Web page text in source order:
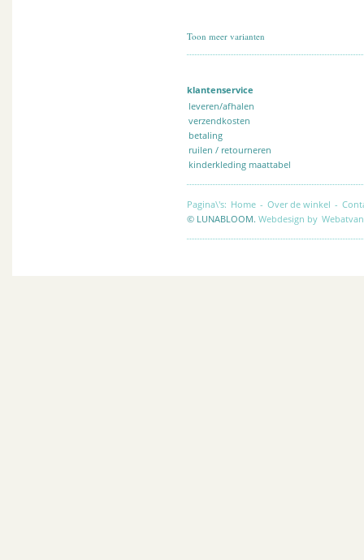
Toon meer varianten
klantenservice
leveren/afhalen
verzendkosten
betaling
ruilen / retourneren
kinderkleding maattabel
Pagina\'s: Home - Over de winkel -
© LUNABLOOM. Webdesign by